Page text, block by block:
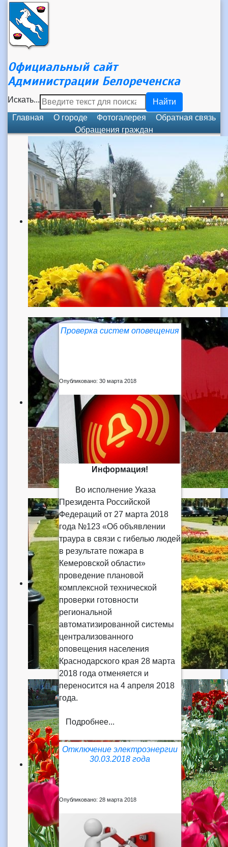
Официальный сайт
Администрации Белореченска
Искать...
Найти
Главная
О городе Фотогалерея
Обратная связь
Обращения граждан
Проверка систем оповещения
Опубликовано: 30 марта 2018
Информация!
Во исполнение Указа
Президента Российской
Федераций от 27 марта 2018
года №123 «Об объявлении
траура в связи с гибелью людей
в результате пожара в
Кемеровской области»
проведение плановой
комплексной технической
проверки готовности
региональной
автоматизированной системы
централизованного
оповещения населения
Краснодарского края 28 марта
2018 года отменяется и
переносится на 4 апреля 2018
года.
Подробнее...
Отключение электроэнергии
30.03.2018 года
Опубликовано: 28 марта 2018